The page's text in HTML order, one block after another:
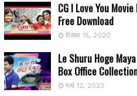
CG I Love You
Free Download
दिसंबर 15, 2020
Le Shuru Hoge
Box Office
मार्च 12, 2023